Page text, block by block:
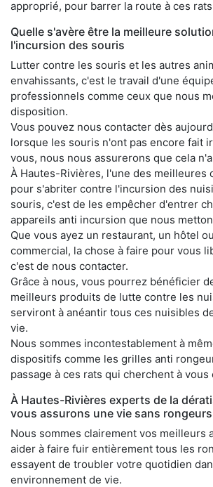
approprié, pour barrer la route à ces
Quelle s'avère être la meilleure
l'incursion des souris
Lutter contre les souris et les autres
envahissants, c'est le travail d'une
professionnels comme ceux que nous
disposition.
Vous pouvez nous contacter dès
lorsque les souris n'ont pas encore fait
vous, nous nous assurerons que cela
À Hautes-Rivières, l'une des meilleures
pour s'abriter contre l'incursion des
souris, c'est de les empêcher d'entrer
appareils anti incursion que nous
Que vous ayez un restaurant, un hôtel
commercial, la chose à faire pour vous
c'est de nous contacter.
Grâce à nous, vous pourrez bénéficier
meilleurs produits de lutte contre les
serviront à anéantir tous ces nuisibles
vie.
Nous sommes incontestablement à
dispositifs comme les grilles anti
passage à ces rats qui cherchent à vous
À Hautes-Rivières experts de la
vous assurons une vie sans rongeurs
Nous sommes clairement vos meilleurs
aider à faire fuir entièrement tous les
essayent de troubler votre quotidien
environnement de vie.